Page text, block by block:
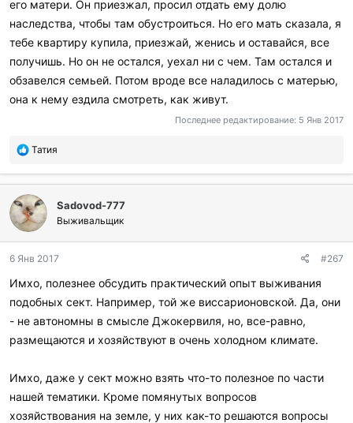
его матери. Он приезжал, просил отдать ему долю
наследства, чтобы там обустроиться. Но его мать сказала, я
тебе квартиру купила, приезжай, женись и оставайся, все
получишь. Но он не остался, уехал ни с чем. Там остался и
обзавелся семьей. Потом вроде все наладилось с матерью,
она к нему ездила смотреть, как живут.
Последнее редактирование: 5 Янв 2017
П
б
а
г
о
а
и
л
и
Татия
Sadovod-777
Выживальщик
6 Янв 2017 #267
Имхо, полезнее обсудить практический опыт выживания
подобных сект. Например, той же виссарионовской. Да, они
- не автономны в смысле Джокервиля, но, все-равно,
размещаются и хозяйствуют в очень холодном климате.
Имхо, даже у сект можно взять что-то полезное по части
нашей тематики. Кроме помянутых вопросов
хозяйствования на земле, у них как-то решаются вопросы